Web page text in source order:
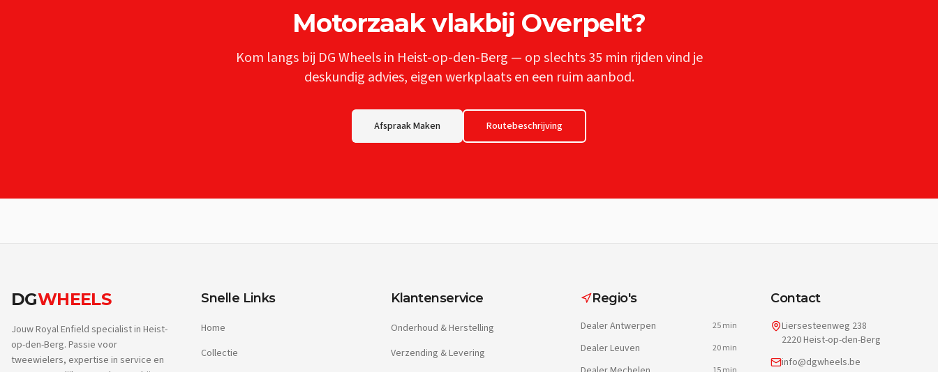
Motorzaakvlakbij Overpelt?
Kom langs bij DG Wheels in Heist-op-den-Berg — op slechts35 min rijden vind je
deskundig advies, eigen werkplaats en een ruim aanbod.
Afspraak Maken Routebeschrijving
DGWHEELS
Jouw Royal Enfield specialist in Heist-
op-den-Berg. Passie voor
tweewielers, expertise in service en
Snelle Links
Home
Collectie
Klantenservice
Onderhoud & Herstelling
Verzending & Levering
Regio's
DealerAntwerpen 25 min
DealerLeuven 20 min
Contact
Liersesteenweg 238
2220 Heist-op-den-Berg
info@dgwheels.be